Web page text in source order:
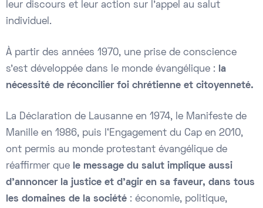
leur discours et leur action sur l’appel au salut
individuel.
À partir des années 1970, une prise de conscience
s’est développée dans le monde évangélique :
la
nécessité de réconcilier foi chrétienne et citoyenneté.
La Déclaration de Lausanne en 1974, le Manifeste de
Manille en 1986, puis l‘Engagement du Cap en 2010,
ont permis au monde protestant évangélique de
réaffirmer que le message du salut implique aussi
d’annoncer la justice et d’agir en sa faveur, dans tous
les domaines de la société : économie, politique,